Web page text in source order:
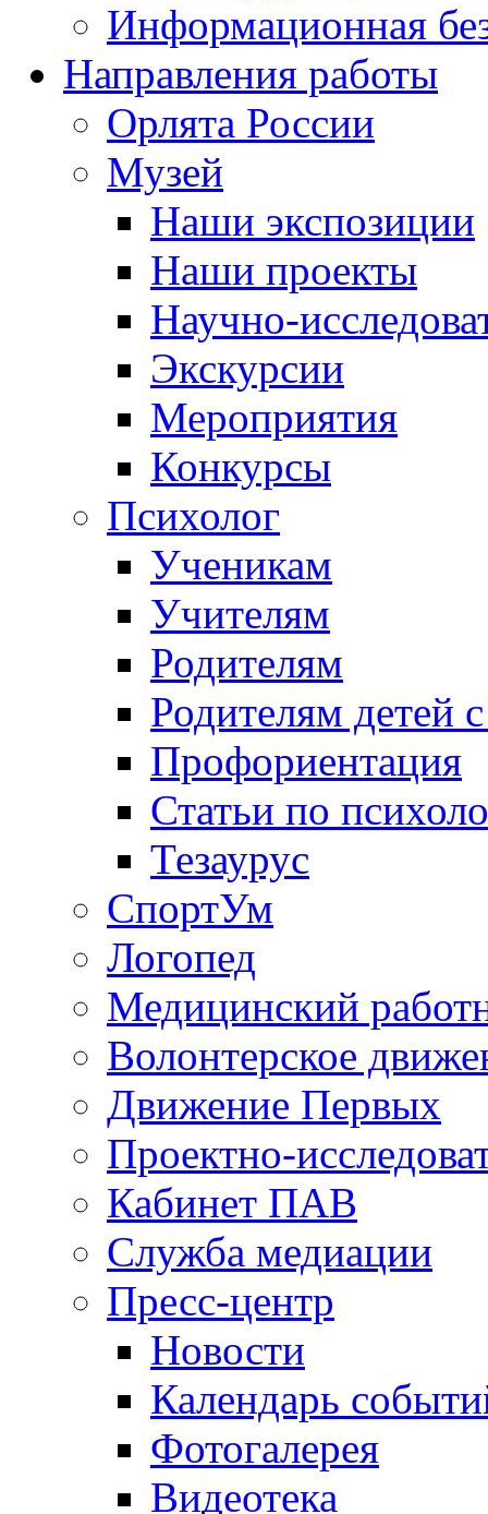
Информационная
Направления работы
Орлята России
Музей
Наши экспозиции
Наши проекты
Научно-
Экскурсии
Мероприятия
Конкурсы
Психолог
Ученикам
Учителям
Родителям
Родителям детей
Профориентация
Статьи по
Тезаурус
СпортУм
Логопед
Медицинский
Волонтерское
Движение Первых
Проектно-
Кабинет ПАВ
Служба медиации
Пресс-центр
Новости
Календарь
Фотогалерея
Видеотека